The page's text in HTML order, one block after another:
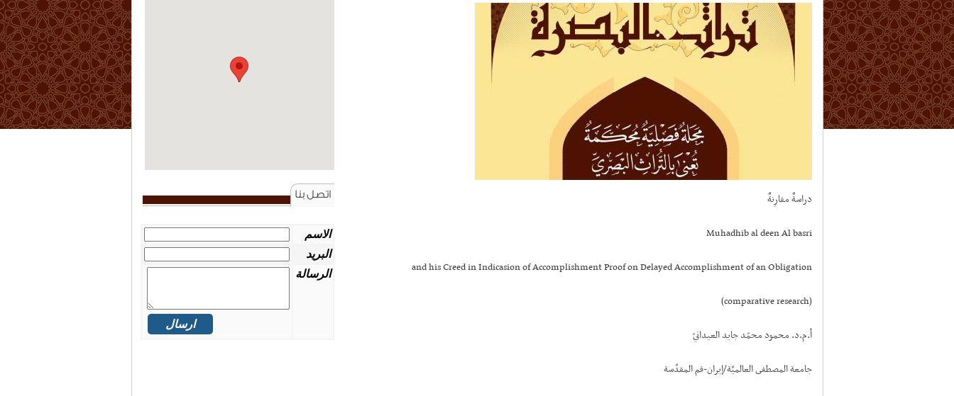
اتصل بنا
الاسم
البريد
الرسالة
ارسال
دراسةٌ مقارِنةٌ
Muhadhib al deen Al basri
and his Creed in Indicasion of Accomplishment Proof on Delayed Accomplishment of an Obligation
(comparative research)
أ.م.د. محمود محمّد جايد العيدانيّ
جامعة المصطفى العالميَّة/إيران-قم المقدَّسة